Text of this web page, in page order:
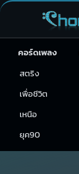
คอร์ดเพลง
สตริง
เพื่อชีวิต
เหนือ
ยุค90